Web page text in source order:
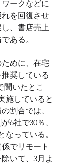
ークなどに
を回復させ
、書店売上
ある。
めに、在宅
奨している
聞いたとこ
施していると
割合では、
6社で30％、
なっている。
でリモート
いて、3月よ